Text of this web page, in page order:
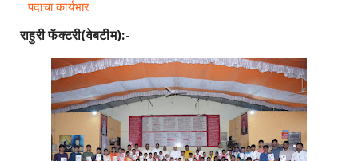
पदाचा कार्यभार
राहुरी फॅक्टरी(वेबटीम):-